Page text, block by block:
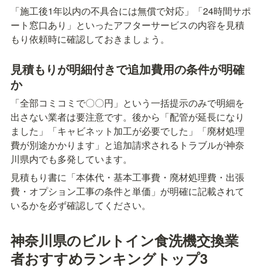
「施工後1年以内の不具合には無償で対応」「24時間サポ
ート窓口あり」といったアフターサービスの内容を見積
もり依頼時に確認しておきましょう。
見積もりが明細付きで追加費用の条件が明確
か
「全部コミコミで〇〇円」という一括提示のみで明細を
出さない業者は要注意です。後から「配管が延長になり
ました」「キャビネット加工が必要でした」「廃材処理
費が別途かかります」と追加請求されるトラブルが神奈
川県内でも多発しています。
見積もり書に「本体代・基本工事費・廃材処理費・出張
費・オプション工事の条件と単価」が明確に記載されて
いるかを必ず確認してください。
神奈川県のビルトイン食洗機交換業
者おすすめランキングトップ3